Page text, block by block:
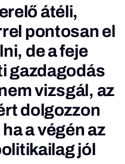
átéli,
pontosan el
de a feje
gazdagodás
vizsgál, az
dolgozzon
a végén az
jól